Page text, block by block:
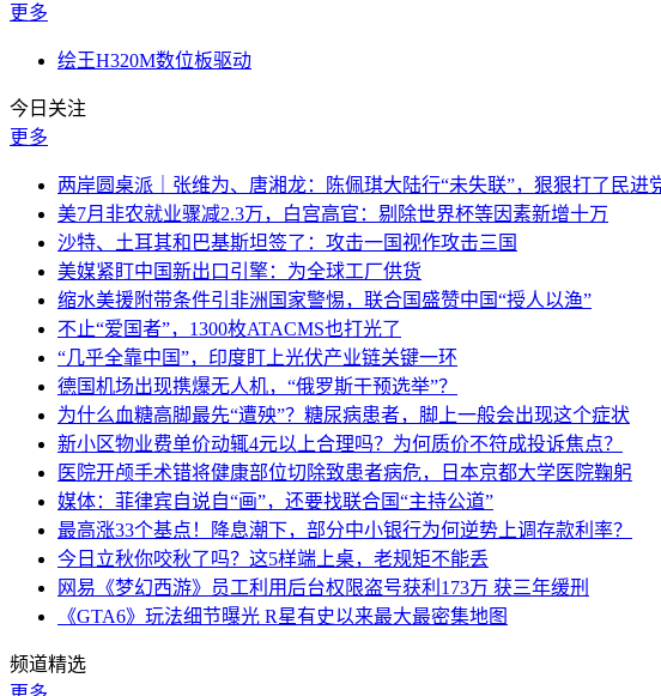
更多
绘王H320M数位板驱动
今日关注
更多
两岸圆桌派｜张维为、唐湘龙：陈佩琪大陆行“未失联”，狠狠打了民进
美7月非农就业骤减2.3万，白宫高官：剔除世界杯等因素新增十万
沙特、土耳其和巴基斯坦签了：攻击一国视作攻击三国
美媒紧盯中国新出口引擎：为全球工厂供货
缩水美援附带条件引非洲国家警惕，联合国盛赞中国“授人以渔”
不止“爱国者”，1300枚ATACMS也打光了
“几乎全靠中国”，印度盯上光伏产业链关键一环
德国机场出现携爆无人机，“俄罗斯干预选举”？
为什么血糖高脚最先“遭殃”？糖尿病患者，脚上一般会出现这个症状
新小区物业费单价动辄4元以上合理吗？为何质价不符成投诉焦点？
医院开颅手术错将健康部位切除致患者病危，日本京都大学医院鞠躬
媒体：菲律宾自说自“画”，还要找联合国“主持公道”
最高涨33个基点！降息潮下，部分中小银行为何逆势上调存款利率？
今日立秋你咬秋了吗？这5样端上桌，老规矩不能丢
网易《梦幻西游》员工利用后台权限盗号获利173万 获三年缓刑
《GTA6》玩法细节曝光 R星有史以来最大最密集地图
频道精选